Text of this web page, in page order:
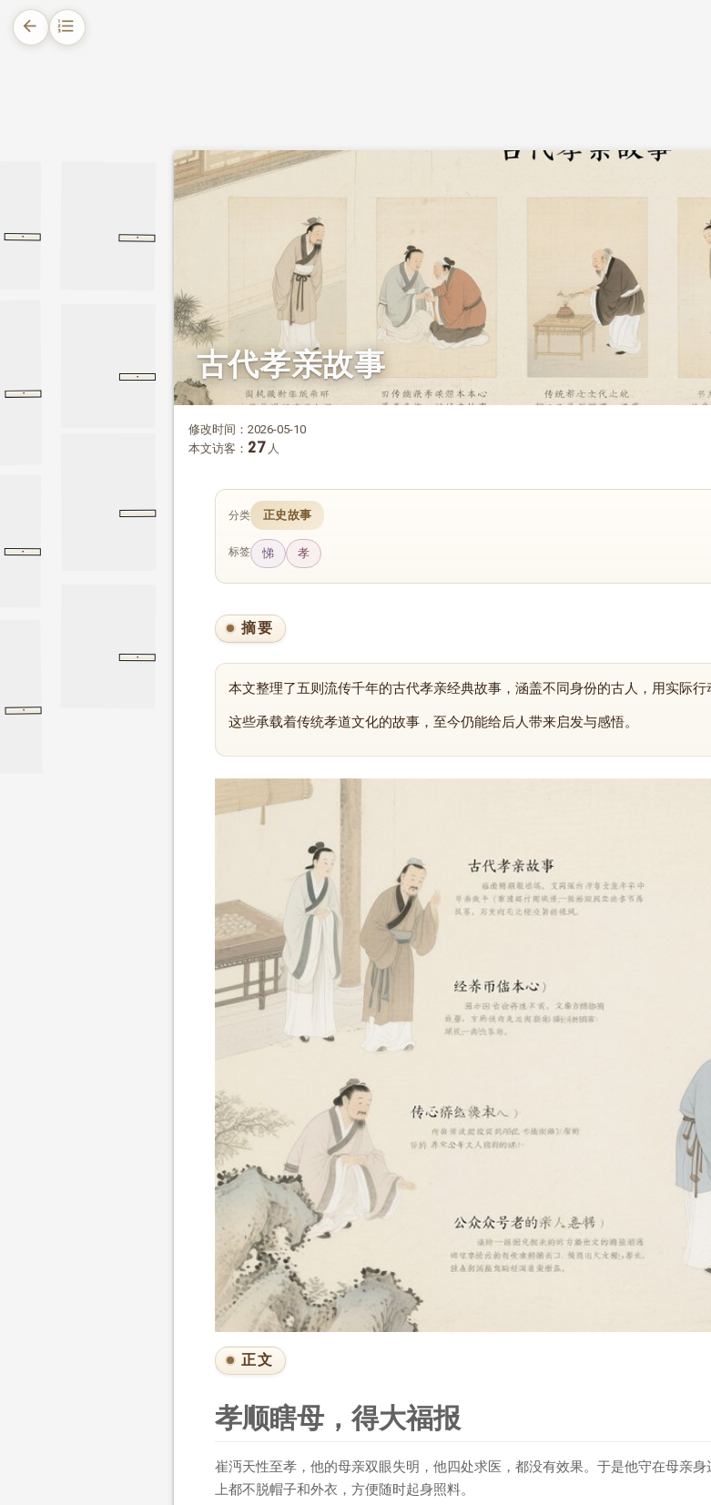
arrow_back format_list_numbered
神助孝子，复得杏地
沔传
·
孝子复得杏地
集福消灾之道
·
神助孝子复得杏地
迥秀传
·
奖赏吴孝妇
集福消灾之道
·
上帝奖赏吴孝妇
列女传
后汉书
·
郊特牲
·
学而
·
古代孝亲故事
修改时间：2026-05-10
本文访客： 27 人
分类 正史故事
标签 悌 孝
摘要
本文整理了五则流传千年的古代孝亲经典故事，涵盖不同身份的古人，用实际行
这些承载着传统孝道文化的故事，至今仍能给后人带来启发与感悟。
正文
孝顺瞎母，得大福报
崔沔天性至孝，他的母亲双眼失明，他四处求医，都没有效果。于是他守在母亲
上都不脱帽子和外衣，方便随时起身照料。